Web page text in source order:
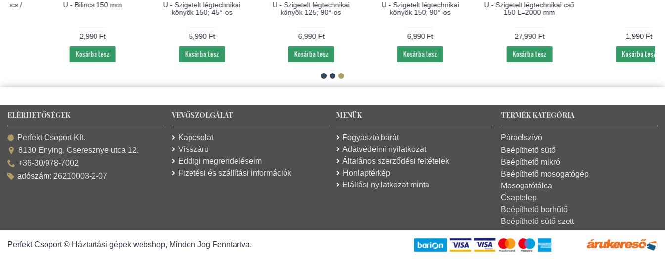
U - Szigetelt légtechnikai
Kosárba tesz
U - Szigetelt légtechnikai
könyök 150; 90°-os
Kosárba tesz
U - Szigetelt légtechnikai cső
150 L=2000 mm
Kosárba tesz Kosárba tesz
AZUR - Flexibilis cső Alu
Basic 152 mm 3
2,390 Ft
Kosárba tesz
AZUR - Szigetelt cső Alu
7,990 Ft
Kosárba tesz
ELÉRHETŐSÉGEK
Perfekt Csoport Kft.
8130 Enying, Cseresznye utca 12.
+36-30/978-7002
adószám: 26210003-2-07
VEVŐSZOLGÁLAT
Kapcsolat
Visszáru
Eddigi megrendeléseim
Fizetési és szállítási információk
MENÜK
Fogyasztó barát
Adatvédelmi nyilatkozat
Általános szerződési feltételek
Honlaptérkép
Elállási nyilatkozat minta
TERMÉK KATEGÓRIA
Páraelszívó
Beépíthető sütő
Beépíthető mikró
Beépíthető mosogatógép
Mosogatótálca
Csaptelep
Beépíthető borhűtő
Beépíthető sütő szett
Perfekt Csoport © Háztartási gépek webshop, Minden Jog Fenntartva.